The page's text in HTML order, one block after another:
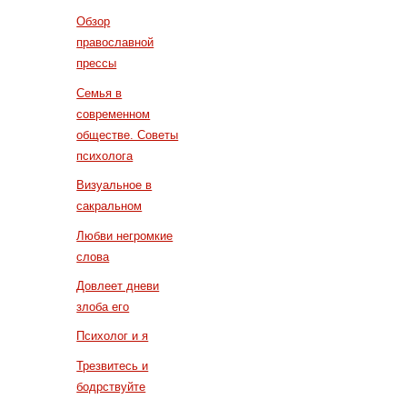
Обзор
православной
прессы
Семья в
современном
обществе. Советы
психолога
Визуальное в
сакральном
Любви негромкие
слова
Довлеет дневи
злоба его
Психолог и я
Трезвитесь и
бодрствуйте